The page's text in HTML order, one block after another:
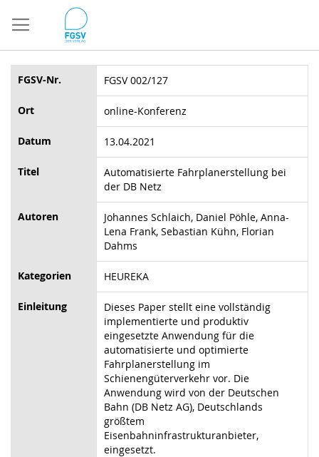
zum
Inhalt
FGSV-Nr. FGSV 002/127
Ort online-Konferenz
Datum 13.04.2021
Titel
Automatisierte Fahrplanerstellung bei
der DB Netz
Autoren
Johannes Schlaich, Daniel Pöhle, Anna-
Lena Frank, Sebastian Kühn, Florian
Dahms
Kategorien HEUREKA
Einleitung
Dieses Paper stellt eine vollständig
implementierte und produktiv
eingesetzte Anwendung für die
automatisierte und optimierte
Fahrplanerstellung im
Schienengüterverkehr vor. Die
Anwendung wird von der Deutschen
Bahn (DB Netz AG), Deutschlands
größtem
Eisenbahninfrastrukturanbieter,
eingesetzt.